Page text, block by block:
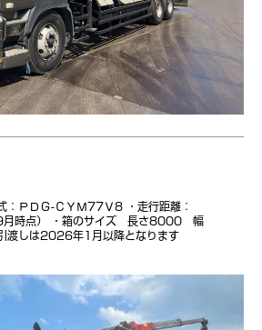
：ＰＤＧ-ＣＹＭ77Ｖ8 ・走行距離：
時点） ・箱のサイズ 長さ8000 幅
しは2026年1月以降となります